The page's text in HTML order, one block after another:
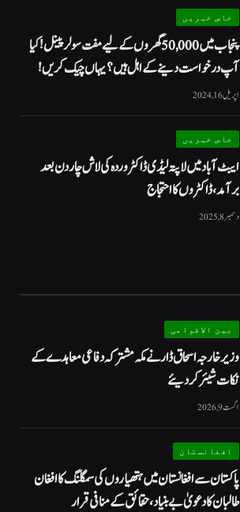
خاص خبریں
پنجاب میں 50,000 گھروں کے لیے مفت سولر پینل! کیا
آپ درخواست دینے کے اہل ہیں؟ یہاں چیک کریں!
اپریل 16, 2024
خاص خبریں
ایبٹ آباد میں لاپتہ لیڈی ڈاکٹر وردہ کی لاش چار دن بعد
برآمد، ڈاکٹروں کا احتجاج
دسمبر 8, 2025
بین الاقوامی
وزیر خارجہ اسحاق ڈار نے مکہ مشترکہ دفاعی معاہدے کے
نکات شیئر کردیئے
اگست 9, 2026
افغانستان
پاکستان سے افغانستان میں ہتھیاروں کی سمگلنگ کا افغان
طالبان کا دعویٰ بے بنیاد، حقائق کے منافی قرار